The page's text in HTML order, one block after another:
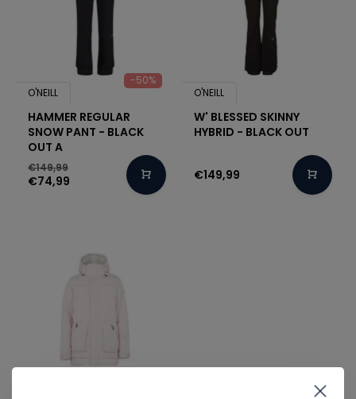
-50%
O'NEILL
HAMMER REGULAR
SNOW PANT - BLACK
OUT A
€149,99
€74,99
O'NEILL
W' BLESSED SKINNY
HYBRID - BLACK OUT
€149,99